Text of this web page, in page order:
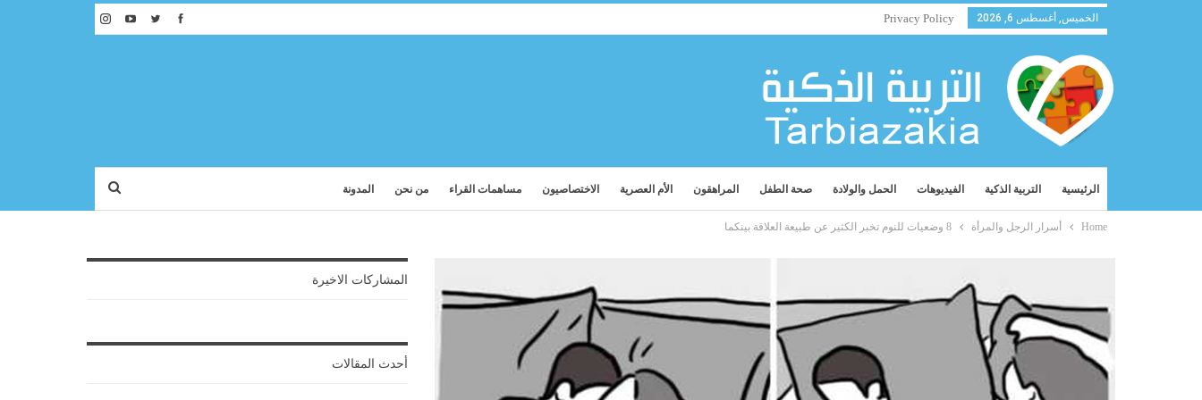
الخميس, أغسطس 6, 2026 Privacy Policy
الرئيسية التربية الذكية الفيديوهات الحمل والولادة صحة الطفل المراهقون الأم العصرية الاختصاصيون مساهمات القراء من نحن المدونة
Home أسرار الرجل والمرأة 8 وضعيات للنوم تخبر الكثير عن طبيعة العلاقة بينكما
المشاركات الاخيرة
أحدث المقالات